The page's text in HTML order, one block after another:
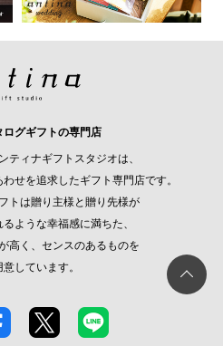
ログギフトの専門店
ティナギフトスタジオは、
せを追求したギフト専門店です。
トは贈り主様と贈り先様が
ような幸福感に満ちた、
高く、センスのあるものを
しています。